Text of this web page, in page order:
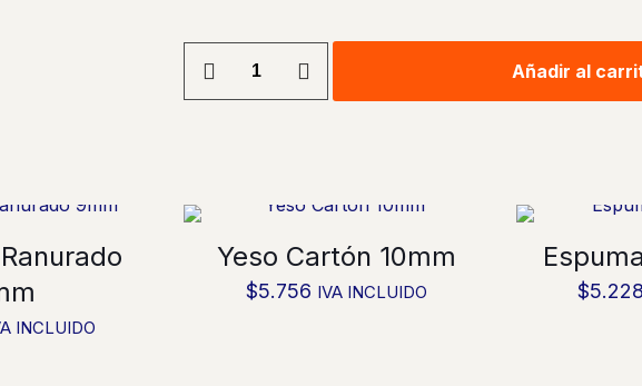
Internit
Añadir al
INCLUIDO
Yeso Cartón 10mm
$5.756 IVA INCLUIDO $5.228